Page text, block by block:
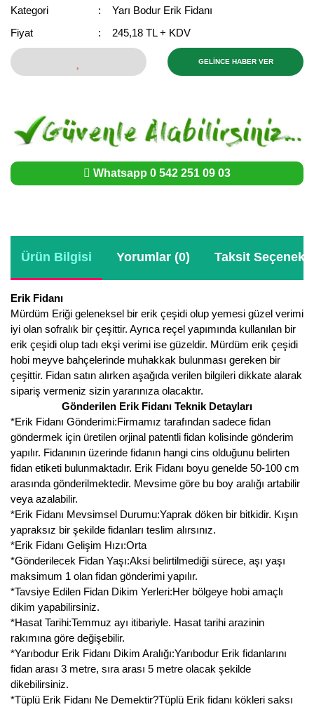
Kategori
Yarı Bodur Erik Fidanı
Fiyat
245,18 TL + KDV
GELİNCE HABER VER
Whatsapp 0 542 251 09 03
Ürün Bilgisi Yorumlar (0) Taksit
Erik Fidanı
Mürdüm Eriği geleneksel bir erik çeşidi olup yemesi güzel verimi
iyi olan sofralık bir çeşittir. Ayrıca reçel yapımında kullanılan bir
erik çeşidi olup tadı ekşi verimi ise güzeldir. Mürdüm erik çeşidi
hobi meyve bahçelerinde muhakkak bulunması gereken bir
çeşittir. Fidan satın alırken aşağıda verilen bilgileri dikkate alarak
sipariş vermeniz sizin yararınıza olacaktır.
Gönderilen Erik Fidanı Teknik Detayları
*Erik Fidanı Gönderimi:Firmamız tarafından sadece fidan
göndermek için üretilen orjinal patentli fidan kolisinde gönderim
yapılır. Fidanının üzerinde fidanın hangi cins olduğunu belirten
fidan etiketi bulunmaktadır. Erik Fidanı boyu genelde 50-100 cm
arasında gönderilmektedir. Mevsime göre bu boy aralığı artabilir
veya azalabilir.
*Erik Fidanı Mevsimsel Durumu:Yaprak döken bir bitkidir. Kışın
yapraksız bir şekilde fidanları teslim alırsınız.
*Erik Fidanı Gelişim Hızı:Orta
*Gönderilecek Fidan Yaşı:Aksi belirtilmediği sürece, aşı yaşı
maksimum 1 olan fidan gönderimi yapılır.
*Tavsiye Edilen Fidan Dikim Yerleri:Her bölgeye hobi amaçlı
dikim yapabilirsiniz.
*Hasat Tarihi:Temmuz ayı itibariyle. Hasat tarihi arazinin
rakımına göre değişebilir.
*Yarıbodur Erik Fidanı Dikim Aralığı:Yarıbodur Erik fidanlarını
fidan arası 3 metre, sıra arası 5 metre olacak şekilde
dikebilirsiniz.
*Tüplü Erik Fidanı Ne Demektir?Tüplü Erik fidanı kökleri saksı
Goji Berry Fidanı
Kapari Gebre Otu Fidanı
Keçiboynuzu Fidanı
Kızılcık Fidanı
Kocayemiş Fidanı
Kuşburnu Fidanı
Liçi Fidanı
Longan Fidanı
Malta Eriği Fidanı
Mango Fidanı
Melez Meyveler
Murt Fidanı
Muşmula Fidanı
Muz Fidanı
Nadir Çeşit Meyveler
Nar Fidanı
Narenciye Fidanları